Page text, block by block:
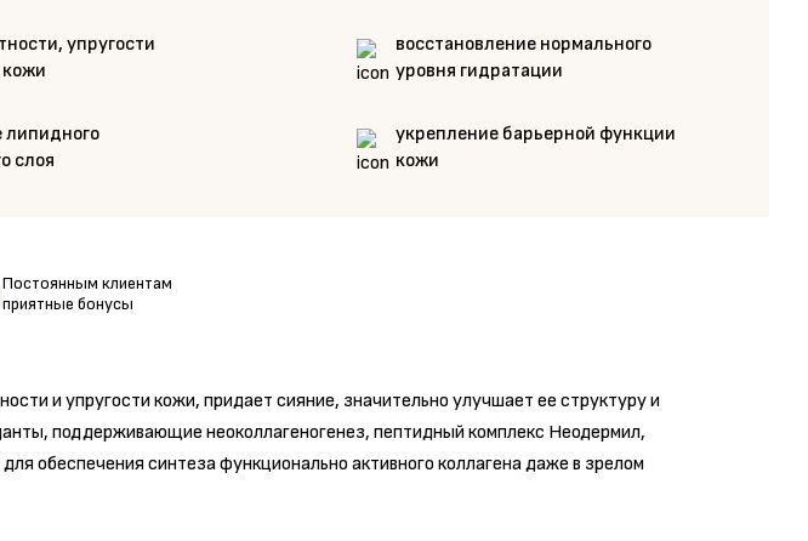
упругости
кожи
восстановление нормального
уровня гидратации
липидного
слоя
укрепление барьерной функции
кожи
и упругости кожи, придает сияние, значительно улучшает ее структуру и
поддерживающие неоколлагеногенез, пептидный комплекс Неодермил,
обеспечения синтеза функционально активного коллагена даже в зрелом
Постоянным клиентам
приятные бонусы